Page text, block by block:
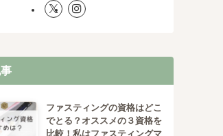
ファスティングの資格はどこ
でとる？オススメの３資格を
比較！私はファスティングマ